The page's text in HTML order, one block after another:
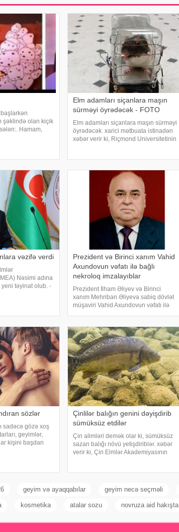
şəklində olan kiçik
Hamam,
Elm adamları siçanlara maşın
sürməyi öyrədəcək - FOTO
Elm adamları siçanlara maşın sürməyi
öyrədəcək. xarici mətbuata istinadən
xəbər verir ki, Riçmond Universitetinin
öyrətdiy
vəzifə verdi
Nəsimi adına
təyinat olub. -
Prezident və Birinci xanım Vahid
Axundovun vəfatı ilə bağlı
nekroloq imzalayıblar
Prezident İlham Əliyev və Birinci
xanım Mehriban Əliyeva sabiq dövlət
müşaviri Vahid Axundovun vəfatı ilə
ictimaiyyətinə ağır itki üz vermişdir
sözlər
sadəcə gözə xoş
geyimlər,
kişini başdan
Çinlilər balığın genini dəyişdirib
sümüksüz etdilər
Çin alimləri demək olar ki, sümüksüz
sazan balığı növü yetişdiriblər. xəbər
verir ki, Çin Elmlər Akademiyasının
geyim və ayaqqabılar geyim necə seçməli
kosmetika atalar sozu novruza aid hakışta